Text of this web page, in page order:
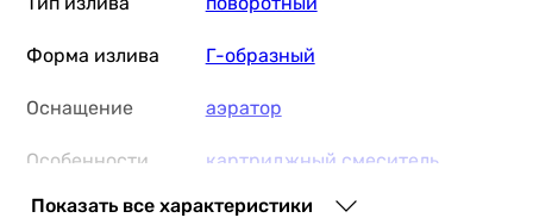
15 400грн Купить
Форма излива Г-образный
Оснащение аэратор
Особенности
картриджный смеситель
Показать все характеристики